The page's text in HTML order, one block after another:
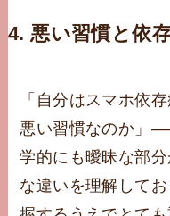
4. 悪い習慣と依
「自分はスマホ依
悪い習慣なのか」
学的にも曖昧な部
な違いを理解して